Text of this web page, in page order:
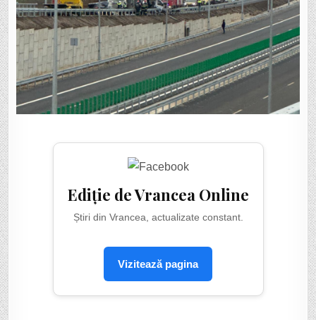
Ediție de Vrancea Online
Știri din Vrancea, actualizate constant.
Vizitează pagina